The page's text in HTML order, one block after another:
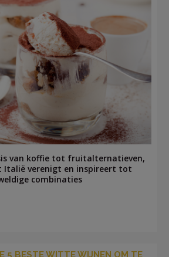
van koffie tot fruitalternatieven,
Italië verenigt en inspireert tot
combinaties
5 BESTE WITTE WIJNEN OM TE